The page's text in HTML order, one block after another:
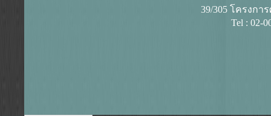
39/305 โครงก
Tel : 02-